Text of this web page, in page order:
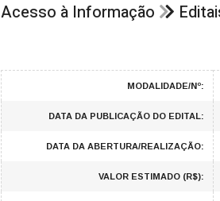
Acesso à Informação
MODALIDADE/Nº:
DATA DA PUBLICAÇÃO DO EDITAL:
DATA DA ABERTURA/REALIZAÇÃO:
VALOR ESTIMADO (R$):